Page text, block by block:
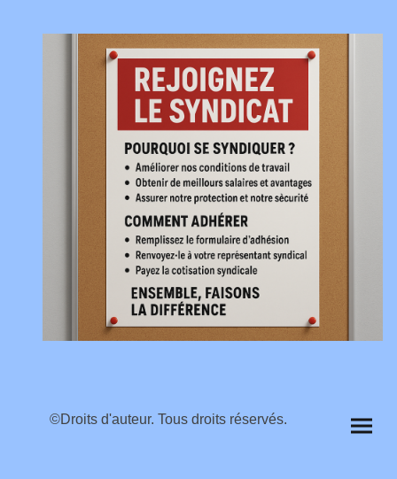
©Droits d'auteur. Tous droits réservés.